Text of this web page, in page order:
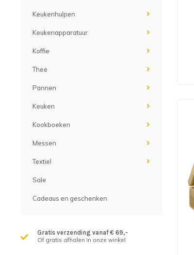
Keukenhulpen
Keukenapparatuur
Koffie
Thee
Pannen
Keuken
Kookboeken
Messen
Textiel
Sale
Cadeaus en geschenken
Gratis verzending vanaf € 69,-
Of gratis afhalen in onze winkel